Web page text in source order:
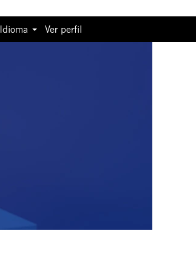
Idioma Ver perfil